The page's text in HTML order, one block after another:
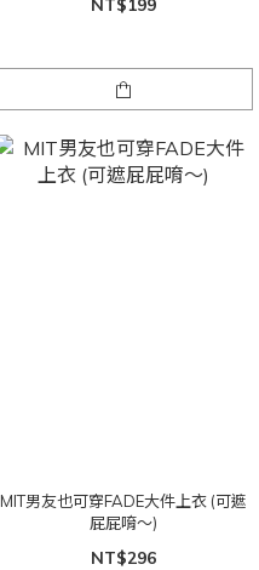
NT$199
MIT男友也可穿FADE大件上衣 (可遮
屁屁唷～)
NT$296